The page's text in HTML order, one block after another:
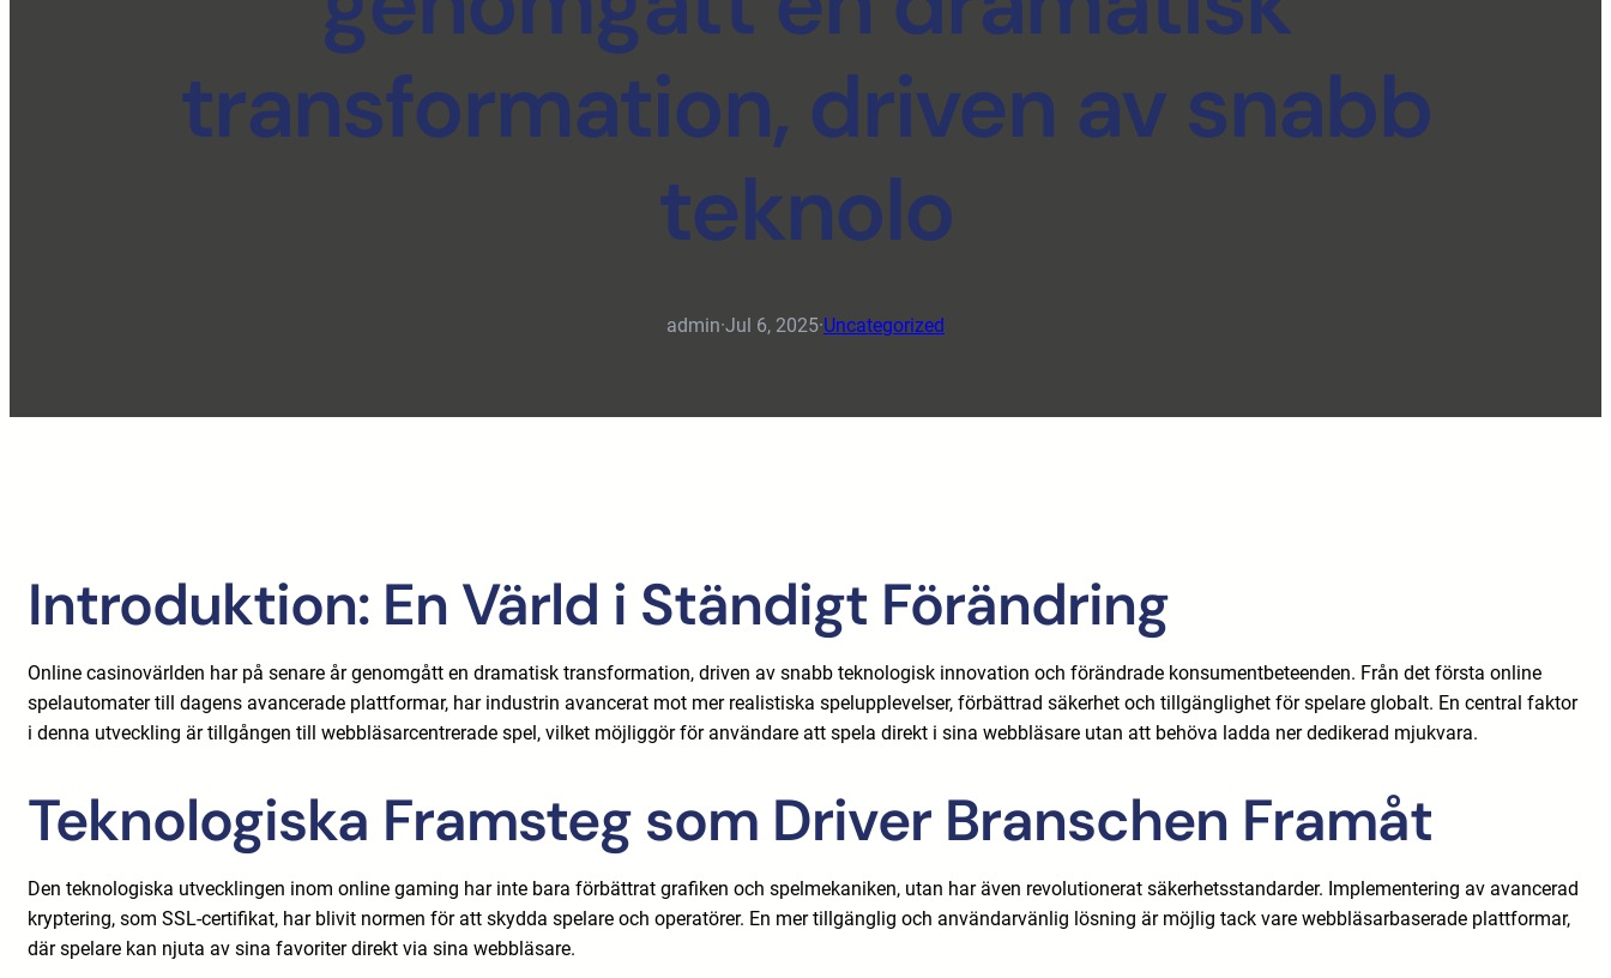
transformation, driven av snabb
teknolo
admin·Jul 6, 2025·Uncategorized
Introduktion: En Värld i Ständigt Förändring
Online casinovärlden har på senare år genomgått en dramatisk transformation, driven av snabb teknologisk innovation och förändrade konsumentbeteenden. Från det första online
spelautomater till dagens avancerade plattformar, har industrin avancerat mot mer realistiska spelupplevelser, förbättrad säkerhet och tillgänglighet för spelare globalt. En central faktor
i denna utveckling är tillgången till webbläsarcentrerade spel, vilket möjliggör för användare att spela direkt i sina webbläsare utan att behöva ladda ner dedikerad mjukvara.
Teknologiska Framsteg som Driver Branschen Framåt
Den teknologiska utvecklingen inom online gaming har inte bara förbättrat grafiken och spelmekaniken, utan har även revolutionerat säkerhetsstandarder. Implementering av avancerad
kryptering, som SSL-certifikat, har blivit normen för att skydda spelare och operatörer. En mer tillgänglig och användarvänlig lösning är möjlig tack vare webbläsarbaserade plattformar,
där spelare kan njuta av sina favoriter direkt via sina webbläsare.